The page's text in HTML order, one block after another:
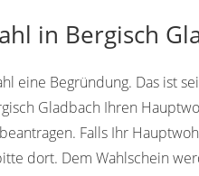
in Bergisch
eine Begründung. Das ist
Gladbach Ihren
Falls Ihr
dort. Dem Wahlschein